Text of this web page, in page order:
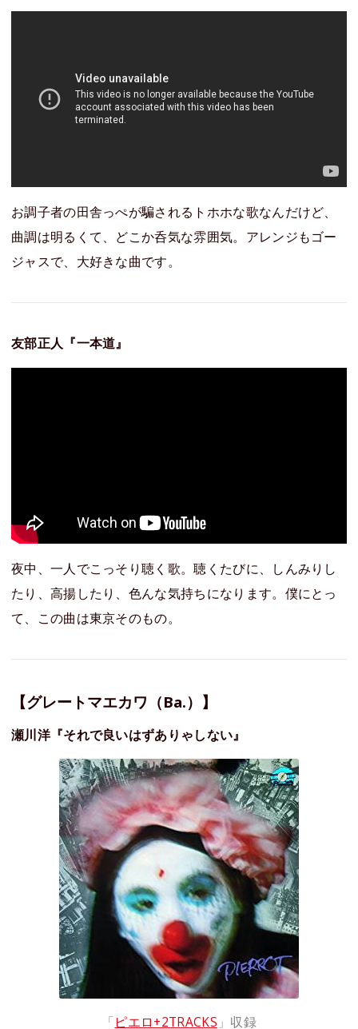
お調子者の田舎っぺが騙されるトホホな歌なんだけど、
曲調は明るくて、どこか呑気な雰囲気。アレンジもゴー
ジャスで、大好きな曲です。
友部正人『一本道』
夜中、一人でこっそり聴く歌。聴くたびに、しんみりし
たり、高揚したり、色んな気持ちになります。僕にとっ
て、この曲は東京そのもの。
【グレートマエカワ（Ba.）】
瀬川洋『それで良いはずありゃしない』
「ピエロ+2TRACKS 」収録